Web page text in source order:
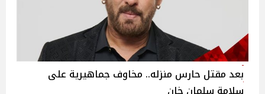
بعد مقتل حارس منزله.. مخاوف جماهيرية على